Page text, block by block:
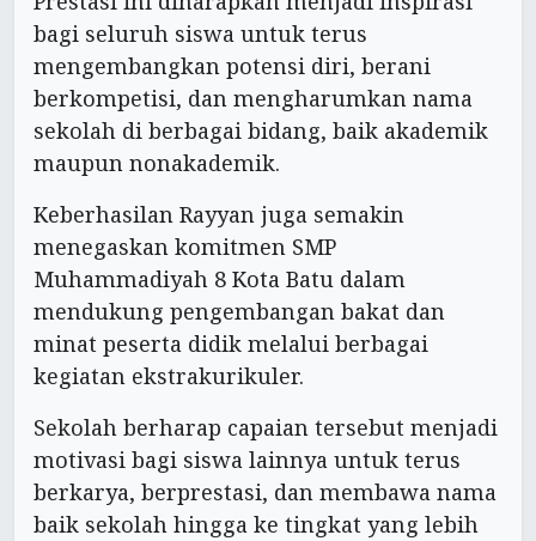
bagi seluruh siswa untuk terus
mengembangkan potensi diri, berani
berkompetisi, dan mengharumkan nama
sekolah di berbagai bidang, baik akademik
maupun nonakademik.
Keberhasilan Rayyan juga semakin
menegaskan komitmen SMP
Muhammadiyah 8 Kota Batu dalam
mendukung pengembangan bakat dan
minat peserta didik melalui berbagai
kegiatan ekstrakurikuler.
Sekolah berharap capaian tersebut menjadi
motivasi bagi siswa lainnya untuk terus
berkarya, berprestasi, dan membawa nama
baik sekolah hingga ke tingkat yang lebih